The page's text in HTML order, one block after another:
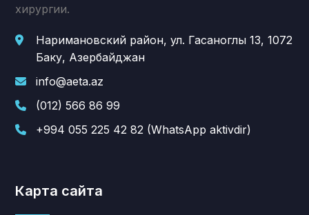
хирургии.
Наримановский район, ул. Гасаноглы 13, 1072
Баку, Азербайджан
info@aeta.az
(012) 566 86 99
+994 055 225 42 82 (WhatsApp aktivdir)
Карта сайта